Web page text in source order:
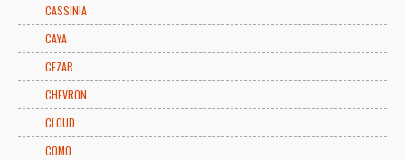
CASSINIA
CAYA
CEZAR
CHEVRON
CLOUD
COMO